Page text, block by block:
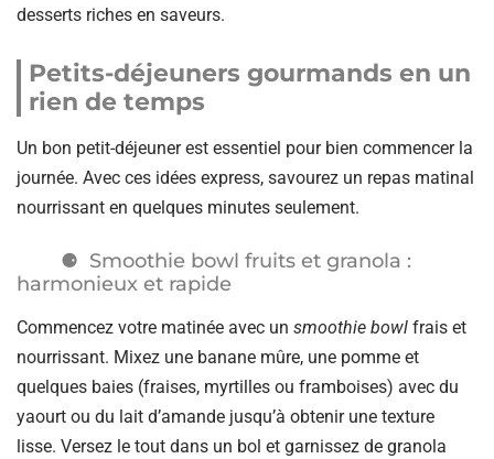
desserts riches en saveurs.
Petits-déjeuners gourmands en un
rien de temps
Un bon petit-déjeuner est essentiel pour bien commencer la
journée. Avec ces idées express, savourez un repas matinal
nourrissant en quelques minutes seulement.
Smoothie bowl fruits et granola :
harmonieux et rapide
Commencez votre matinée avec un smoothie bowl frais et
nourrissant. Mixez une banane mûre, une pomme et
quelques baies (fraises, myrtilles ou framboises) avec du
yaourt ou du lait d’amande jusqu’à obtenir une texture
lisse. Versez le tout dans un bol et garnissez de granola